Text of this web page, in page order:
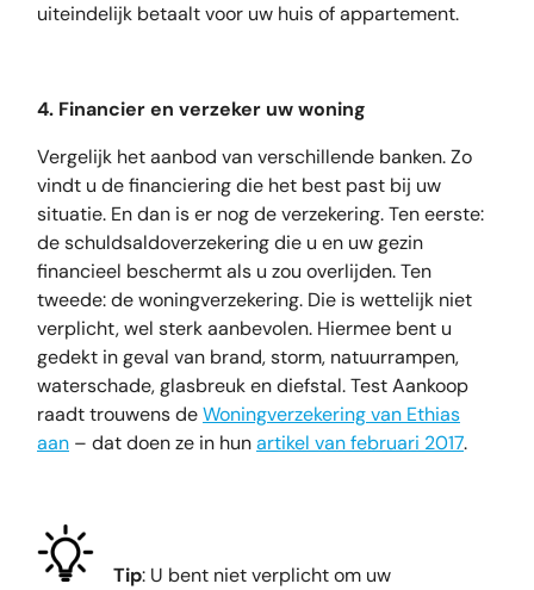
uiteindelijk betaalt voor uw huis of appartement.
4. Financier en verzeker uw woning
Vergelijk het aanbod van verschillende banken. Zo
vindt u de financiering die het best past bij uw
situatie. En dan is er nog de verzekering. Ten eerste:
de schuldsaldoverzekering die u en uw gezin
financieel beschermt als u zou overlijden. Ten
tweede: de woningverzekering. Die is wettelijk niet
verplicht, wel sterk aanbevolen. Hiermee bent u
gedekt in geval van brand, storm, natuurrampen,
waterschade, glasbreuk en diefstal. Test Aankoop
raadt trouwens deWoningverzekering van Ethias
aan – dat doen ze in hunartikel van februari 2017.
Tip: U bent niet verplicht om uw